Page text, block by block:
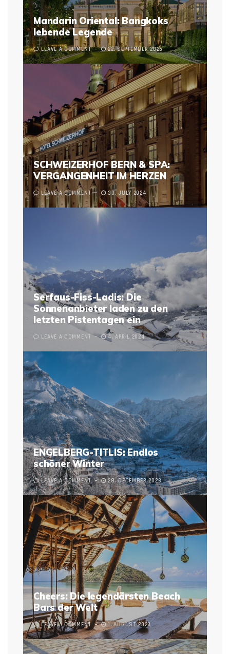
Mandarin Oriental: Bangkoks
lebende Legende
LEAVE A COMMENT 22. SEPTEMBER 2025
SCHWEIZERHOF BERN & SPA:
VERGANGENHEIT IM HERZEN
LEAVE A COMMENT 30. JULY 2024
Serfaus-Fiss-Ladis: Die
Sonnenanbieter laden zu den
letzten Pistentagen ein
LEAVE A COMMENT 4. APRIL 2024
ENGELBERG-TITLIS: Endlos
schöner Winter
LEAVE A COMMENT 28. DECEMBER 2023
Cheers: Die legendärsten Beach
Bars der Welt
LEAVE A COMMENT 1. AUGUST 2023